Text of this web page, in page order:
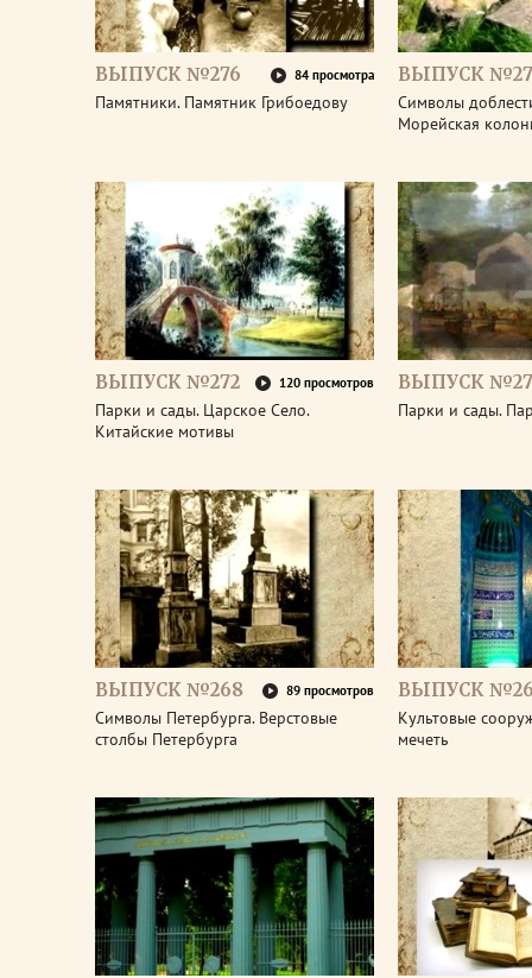
ВЫПУСК №276 84 просмотра
Памятники. Памятник Грибоедову
ВЫПУСК
Символы
Морейская
ВЫПУСК №272 120 просмотров
Парки и сады. Царское Село.
Китайские мотивы
ВЫПУСК
Парки и сады.
ВЫПУСК №268 89 просмотров
Символы Петербурга. Верстовые
столбы Петербурга
ВЫПУСК
Культовые
мечеть